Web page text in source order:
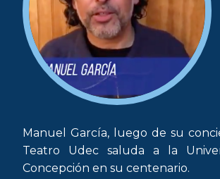
Manuel García, luego de su
Teatro Udec saluda a la
Concepción en su centenario.